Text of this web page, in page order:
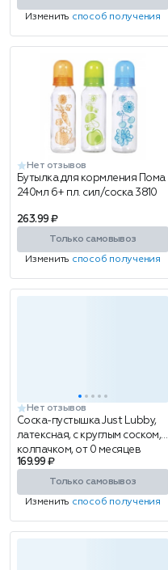
Изменить способ получения
Нет отзывов
Бутылка для кормления Пома
240мл 6+ пл. сил/соска 3810
263.99 ₽
Только самовывоз
Изменить способ получения
Нет отзывов
Соска-пустышка Just Lubby,
латексная, с круглым соском, с
колпачком, от 0 месяцев
169.99 ₽
Только самовывоз
Изменить способ получения